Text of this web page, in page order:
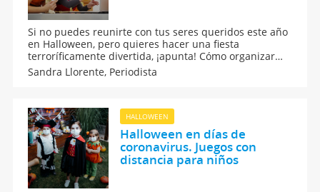
Si no puedes reunirte con tus seres queridos este año
en Halloween, pero quieres hacer una fiesta
terroríficamente divertida, ¡apunta! Cómo organizar
una fiesta de Halloween con los niños por
videollamada en la que no falte de nada: disfraces,
Sandra Llorente, Periodista
HALLOWEEN
Halloween en días de
coronavirus. Juegos con
distancia para niños